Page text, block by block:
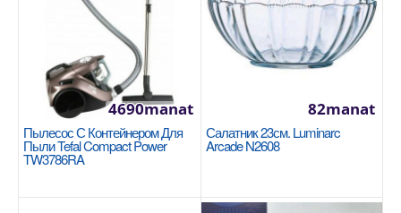
места в посудо..
2040manat
Availability
В Корзину
Пылесос С Контейнером Для
Пыли Tefal Compact Power
TW3786RA
4690manat
Салатник 23см. Luminarc
Arcade N2608
82manat